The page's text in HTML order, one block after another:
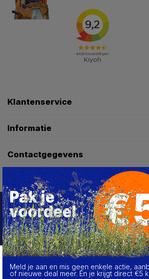
Klantenservice
Informatie
Contactgegevens
Schrijf je in voor de beste
Over de cookies op deze
Meld je aan en mis geen enkele actie,
of nieuwe deal meer. Én je krijgt direct €5